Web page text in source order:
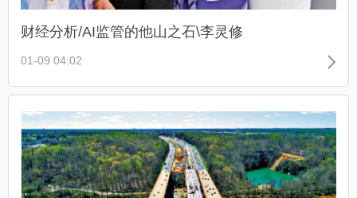
财经分析/AI监管的他山之石\李灵修
01-09 04:02